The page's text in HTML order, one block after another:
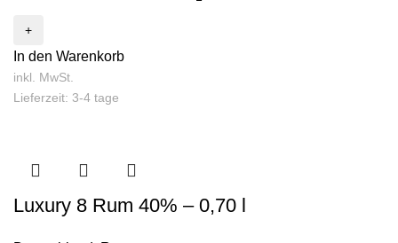
In den Warenkorb
inkl. MwSt.
Lieferzeit: 3-4 tage
Luxury 8 Rum 40% – 0,70 l